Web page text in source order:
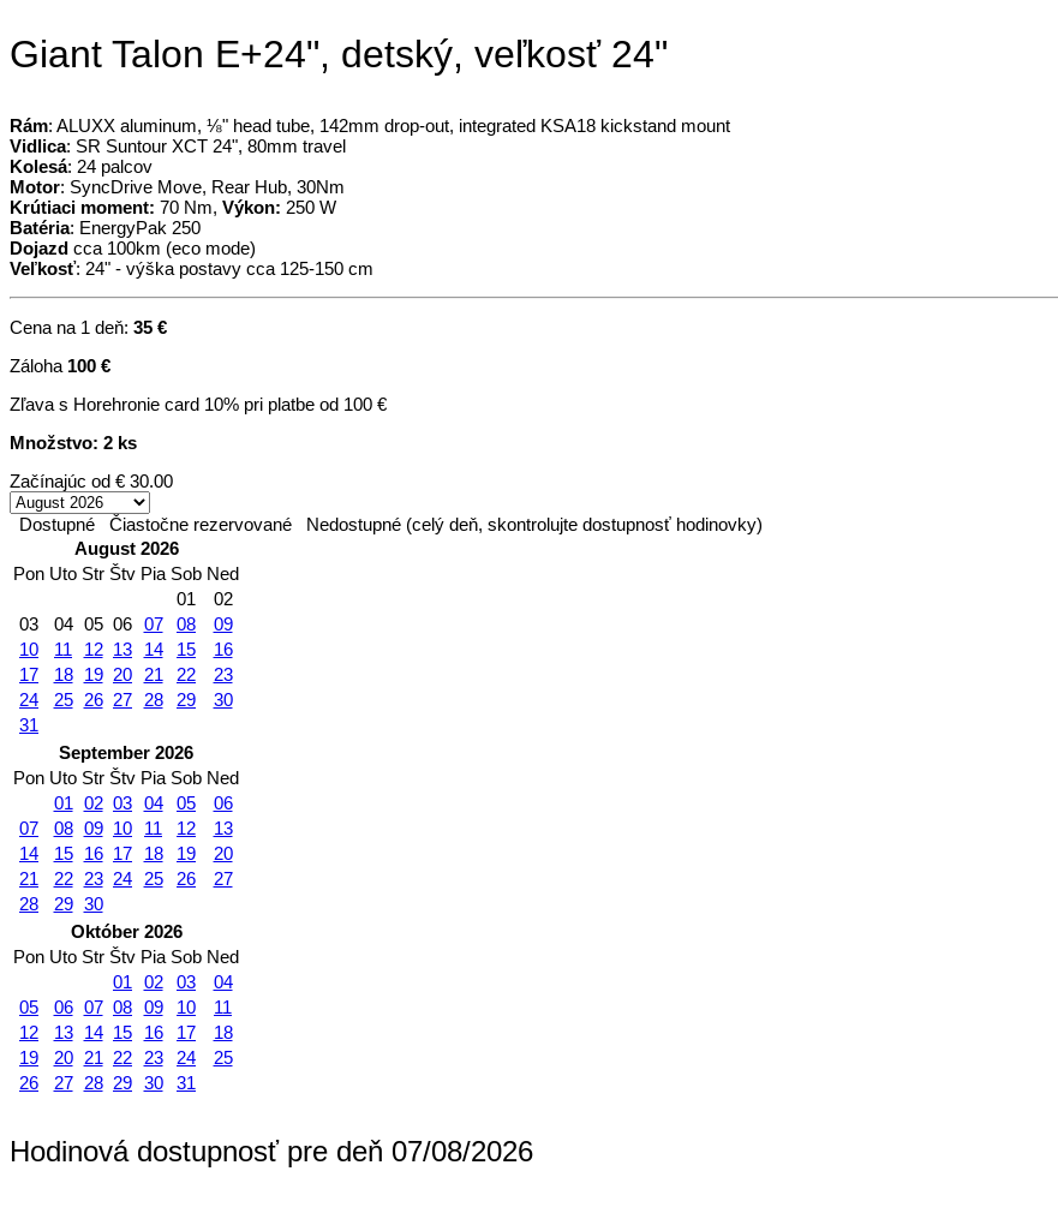
Giant Talon E+24", detský, veľkosť 24"
Rám: ALUXX aluminum, ⅛" head tube, 142mm drop-out, integrated KSA18 kickstand mount
Vidlica: SR Suntour XCT 24", 80mm travel
Kolesá: 24 palcov
Motor: SyncDrive Move, Rear Hub, 30Nm
Krútiaci moment: 70 Nm, Výkon: 250 W
Batéria: EnergyPak 250
Dojazd cca 100km (eco mode)
Veľkosť: 24" - výška postavy cca 125-150 cm
Cena na 1 deň: 35 €
Záloha 100 €
Zľava s Horehronie card 10% pri platbe od 100 €
Množstvo: 2 ks
Začínajúc od € 30.00
Dostupné Čiastočne rezervované
Nedostupné (celý deň, skontrolujte dostupnosť hodinovky)
August 2026
Pon Uto Str Štv Pia Sob Ned
01
02
03
04 05 06 07 08
09
10
11 12 13 14 15
16
17
18 19 20 21 22
23
24
25 26 27 28 29
30
31
September 2026
Pon Uto Str Štv Pia Sob Ned
01 02 03 04 05
06
07
08 09 10 11 12
13
14
15 16 17 18 19
20
21
22 23 24 25 26
27
28
29 30
Október 2026
Pon Uto Str Štv Pia Sob Ned
01
02 03
04
05
06 07 08 09 10
11
12
13 14 15 16 17
18
19
20 21 22 23 24
25
26
27 28 29 30 31
Hodinová dostupnosť pre deň 07/08/2026